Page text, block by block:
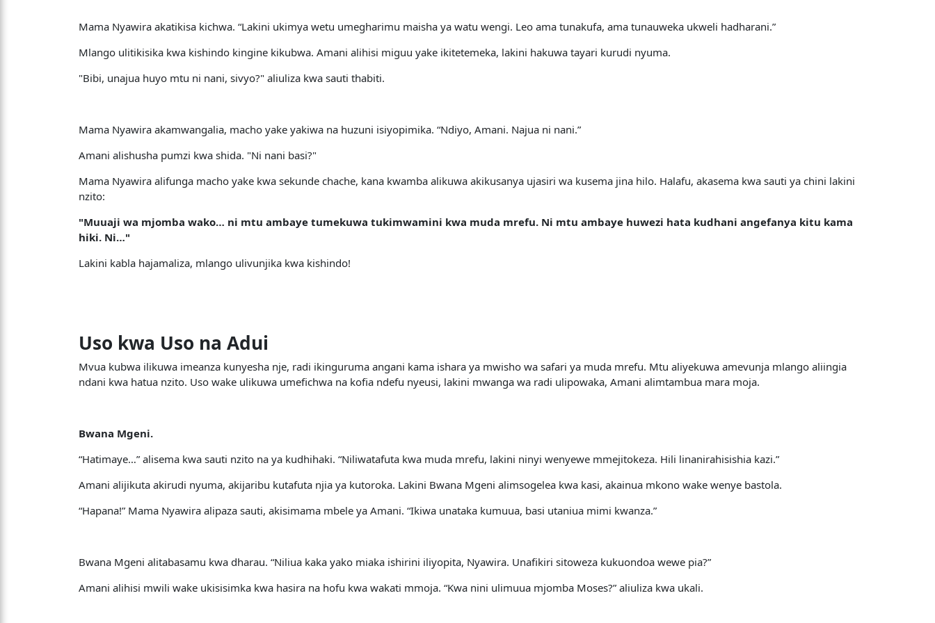
Mama Nyawira akatikisa kichwa. “Lakini ukimya wetu umegharimu maisha ya watu wengi. Leo ama tunakufa, ama tunauweka ukweli hadharani.”
Mlango ulitikisika kwa kishindo kingine kikubwa. Amani alihisi miguu yake ikitetemeka, lakini hakuwa tayari kurudi nyuma.
"Bibi, unajua huyo mtu ni nani, sivyo?" aliuliza kwa sauti thabiti.
Mama Nyawira akamwangalia, macho yake yakiwa na huzuni isiyopimika. “Ndiyo, Amani. Najua ni nani.”
Amani alishusha pumzi kwa shida. "Ni nani basi?"
Mama Nyawira alifunga macho yake kwa sekunde chache, kana kwamba alikuwa akikusanya ujasiri wa kusema jina hilo. Halafu, akasema kwa sauti ya chini lakini
nzito:
"Muuaji wa mjomba wako… ni mtu ambaye tumekuwa tukimwamini kwa muda mrefu. Ni mtu ambaye huwezi hata kudhani angefanya kitu kama
hiki. Ni…"
Lakini kabla hajamaliza, mlango ulivunjika kwa kishindo!
Uso kwa Uso na Adui
Mvua kubwa ilikuwa imeanza kunyesha nje, radi ikinguruma angani kama ishara ya mwisho wa safari ya muda mrefu. Mtu aliyekuwa amevunja mlango aliingia
ndani kwa hatua nzito. Uso wake ulikuwa umefichwa na kofia ndefu nyeusi, lakini mwanga wa radi ulipowaka, Amani alimtambua mara moja.
Bwana Mgeni.
“Hatimaye…” alisema kwa sauti nzito na ya kudhihaki. “Niliwatafuta kwa muda mrefu, lakini ninyi wenyewe mmejitokeza. Hili linanirahisishia kazi.”
Amani alijikuta akirudi nyuma, akijaribu kutafuta njia ya kutoroka. Lakini Bwana Mgeni alimsogelea kwa kasi, akainua mkono wake wenye bastola.
“Hapana!” Mama Nyawira alipaza sauti, akisimama mbele ya Amani. “Ikiwa unataka kumuua, basi utaniua mimi kwanza.”
Bwana Mgeni alitabasamu kwa dharau. “Niliua kaka yako miaka ishirini iliyopita, Nyawira. Unafikiri sitoweza kukuondoa wewe pia?”
Amani alihisi mwili wake ukisisimka kwa hasira na hofu kwa wakati mmoja. “Kwa nini ulimuua mjomba Moses?” aliuliza kwa ukali.